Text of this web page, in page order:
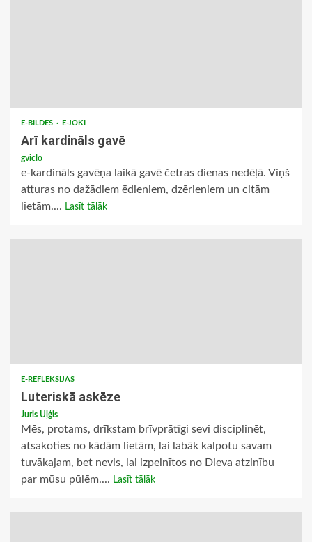
E-BILDES E-JOKI
Arī kardināls gavē
gviclo
e-kardināls gavēņa laikā gavē četras dienas nedēļā. Viņš
atturas no dažādiem ēdieniem, dzērieniem un citām
lietām.... Lasīt tālāk
E-REFLEKSIJAS
Luteriskā askēze
Juris Uļģis
Mēs, protams, drīkstam brīvprātīgi sevi disciplinēt,
atsakoties no kādām lietām, lai labāk kalpotu savam
tuvākajam, bet nevis, lai izpelnītos no Dieva atzinību
par mūsu pūlēm.... Lasīt tālāk